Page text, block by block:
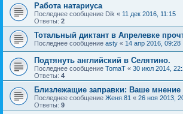
Работа натариуса
Последнее сообщение Dik « 11 дек 2016, 11:15
Ответы: 2
Тотальный диктант в Апрелевке
Последнее сообщение asty « 14 апр 2016, 09:28
Подтянуть английский в Селятино.
Последнее сообщение TomaT « 30 июл 2014,
Ответы: 4
Близлежащие заправки: Ваше мнение
Последнее сообщение Женя.81 « 26 ноя 2013,
Ответы: 9